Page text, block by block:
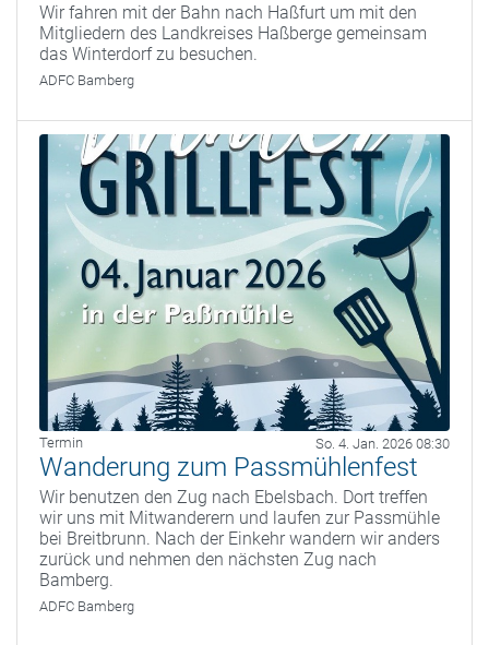
Wir fahren mit der Bahn nach Haßfurt um mit den
Mitgliedern des Landkreises Haßberge gemeinsam
das Winterdorf zu besuchen.
ADFC Bamberg
Termin So. 4. Jan. 2026 08:30
Wanderung zum Passmühlenfest
Wir benutzen den Zug nach Ebelsbach. Dort treffen
wir uns mit Mitwanderern und laufen zur Passmühle
bei Breitbrunn. Nach der Einkehr wandern wir anders
zurück und nehmen den nächsten Zug nach
Bamberg.
ADFC Bamberg